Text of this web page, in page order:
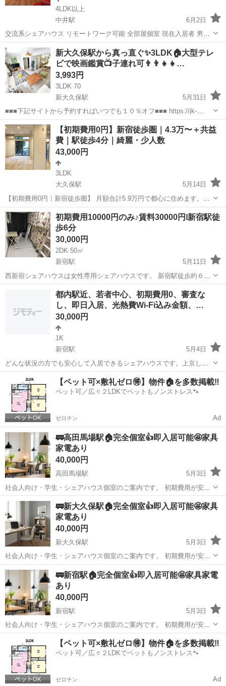
4LDK以上
中井駅
6月2日
交流系シェアハウス リモートワーク可能 全部屋個室 現在入居者 男性
5名 女性2名 合計7名 各部屋広め、高速wifi バルコニー、屋上でリフレ
ッシュ お米食べ放題 ☆最寄り駅 JR総武線 東中野駅 : 徒歩12分...
新宿区 中井駅 シェアハウス
新大久保駅から真っ直ぐ✨3LDK🏠大型テレ
ビで映画鑑賞📺子連れ可👨‍👨‍👧‍👧…
3,993円
3LDK 70
新大久保駅
5月31日
■■■下記サイトから予約すればいつでも１０％オフ■■■ https://jk-
room.com/location.html#shinjuku 広々リビングでキッチン設備もハイ
グレードなパーティースペースです♪ 大型...
東京 新宿区 新大久保駅 シェアハウス 人数
【初期費用0円】新宿徒歩圏｜4.3万〜＋共益
費｜駅徒歩4分｜綺麗・少人数
43,000円
3LDK
大久保駅
5月14日
【初期費用0円｜新宿徒歩圏】 月額合計5.9万円で都心に住めます。
（家賃4.3万＋共益費1.6万） 駅徒歩4分・少人数・綺麗な環境です。
人間関係のストレスが少なく、落ち着いて生活できます。 ■現在の...
東京 新宿区 大久保駅 シェアハウス
初期費用10000円のみ♪賃料30000円❕新宿駅徒
歩6分
30,000円
2DK 50㎡
新宿駅
5月11日
西新宿シェアハウスは女性専用シェアハウスです。 新宿駅徒歩約６
分、西新宿駅徒歩約４分です。 賃料は月々３００００円、電気水道ガ
スインターネット代月々７，０００円(寝室ルームシェア、ドミトリー)
が御座います。 契約時に事...
新宿駅 シェアハウス 寝室
都内駅近、若者中心、初期費用0、審査な
し、即日入居、光熱費Wi-Fi込み金額、…
30,000円
1K
新宿駅
5月4日
どんな状況の方でも安心して入居できるシェアハウスです。上京した
い方や、家出中の方、ホームレスの方などご相談ください。日払い
11000円の仕事や食費や交通費なども支給しております。 ご連絡はこ
ちらから☺️ 「ジモティから」で...
新宿駅 シェアハウス 初期
【ペット可×敷礼ゼロ🉐】物件🏠を多数掲載‼️
ペット可／広々２LDKでペットもノンストレス🐾
ゼロチン Ad
🚃高田馬場駅🏠完全個室👍即入居可能🤩家具
家電あり
40,000円
高田馬場駅
5月3日
社会人向け・学生・シェアハウス個室のご案内です。 初期費用が安
く・すぐ入居ができる 「いきなり内見は不安」 「条件が合うか分から
ない」 「写真だけじゃ判断できない」 そんな方のために、公式LINE
でのご...
東京 新宿区 高田馬場駅 シェアハウス 初期
🚃新大久保駅🏠完全個室👍即入居可能🤩家具
家電あり
40,000円
新大久保駅
5月3日
社会人向け・学生・シェアハウス個室のご案内です。 初期費用が安
く・すぐ入居ができる 「いきなり内見は不安」 「条件が合うか分から
ない」 「写真だけじゃ判断できない」 そんな方のために、公式LINE
でのご...
東京 新宿区 新大久保駅 シェアハウス
🚃新宿駅🏠完全個室👍即入居可能🤩家具家電
あり
40,000円
新宿駅
5月3日
社会人向け・学生・シェアハウス個室のご案内です。 初期費用が安
く・すぐ入居ができる 「いきなり内見は不安」 「条件が合うか分から
ない」 「写真だけじゃ判断できない」 そんな方のために、公式LINE
でのご...
新宿駅 シェアハウス 初期
【ペット可×敷礼ゼロ🉐】物件🏠を多数掲載‼️
ペット可／広々２LDKでペットもノンストレス🐾
ゼロチン Ad